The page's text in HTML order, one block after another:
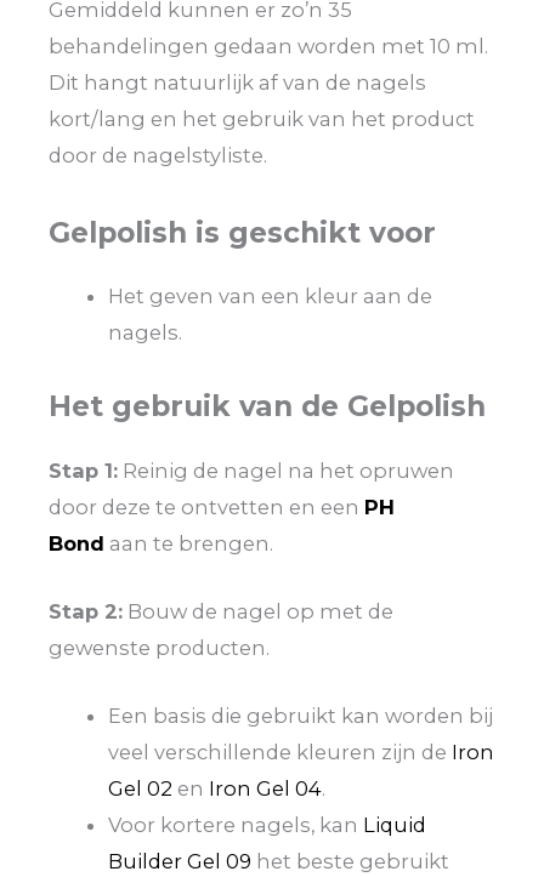
Gemiddeld kunnen er zo’n 35
behandelingen gedaan worden met 10 ml.
Dit hangt natuurlijk af van de nagels
kort/lang en het gebruik van het product
door de nagelstyliste.
Gelpolish is geschikt voor
Het geven van een kleur aan de
nagels.
Het gebruik van de Gelpolish
Stap 1: Reinig de nagel na het opruwen
door deze te ontvetten en een PH
Bond aan te brengen.
Stap 2: Bouw de nagel op met de
gewenste producten.
Een basis die gebruikt kan worden bij
veel verschillende kleuren zijn de Iron
Gel 02 en Iron Gel 04.
Voor kortere nagels, kan Liquid
Builder Gel 09 het beste gebruikt